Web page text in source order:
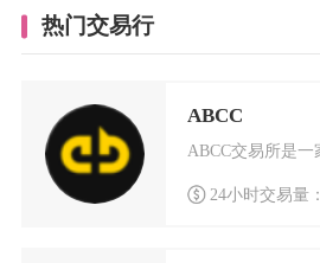
热门交易行
ABCC
24小时交易量：